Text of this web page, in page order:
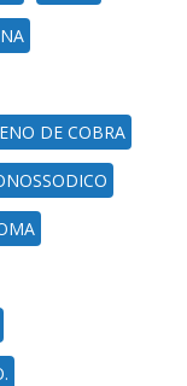
DE COBRA